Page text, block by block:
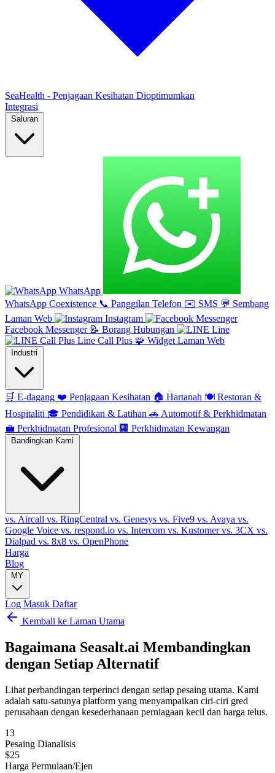
SeaHealth - Penjagaan Kesihatan Dioptimumkan
Integrasi
Saluran
WhatsApp
WhatsApp Coexistence 📞 Panggilan Telefon ✉️ SMS 💬 Sembang
Laman Web
Instagram
Facebook Messenger 📝 Borang Hubungan
Line
Line Call Plus 🧩 Widget Laman Web
Industri
🛒 E-dagang ❤️ Penjagaan Kesihatan 🏠 Hartanah 🍽️ Restoran &
Hospitaliti 🎓 Pendidikan & Latihan 🚗 Automotif & Perkhidmatan
💼 Perkhidmatan Profesional 🏢 Perkhidmatan Kewangan
Bandingkan Kami
vs. Aircall vs. RingCentral vs. Genesys vs. Five9 vs. Avaya vs.
Google Voice vs. respond.io vs. Intercom vs. Kustomervs. 3CX vs.
Dialpad vs. 8x8 vs. OpenPhone
Harga
Blog
MY
Log Masuk Daftar
Kembali ke Laman Utama
Bagaimana Seasalt.ai Membandingkan
dengan Setiap Alternatif
Lihat perbandingan terperinci dengan setiap pesaing utama. Kami
adalah satu-satunya platform yang menyampaikan ciri-ciri gred
perusahaan dengan kesederhanaan perniagaan kecil dan harga telus.
13
Pesaing Dianalisis
$25
Harga Permulaan/Ejen